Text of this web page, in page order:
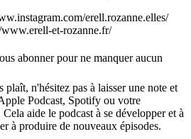
erell.rozanne.elles/
et-rozanne.fr/
abonner pour ne manquer aucun
plaît, n'hésitez pas à laisser une note et
Podcast, Spotify ou votre
aide le podcast à se développer et à
à produire de nouveaux épisodes.